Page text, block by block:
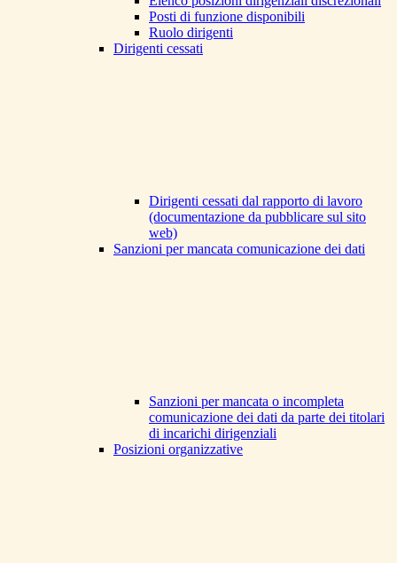
Posti di funzione disponibili
Ruolo dirigenti
Dirigenti cessati
Dirigenti cessati dal rapporto di lavoro
(documentazione da pubblicare sul sito
web)
Sanzioni per mancata comunicazione dei dati
Sanzioni per mancata o incompleta
comunicazione dei dati da parte dei titolari
di incarichi dirigenziali
Posizioni organizzative